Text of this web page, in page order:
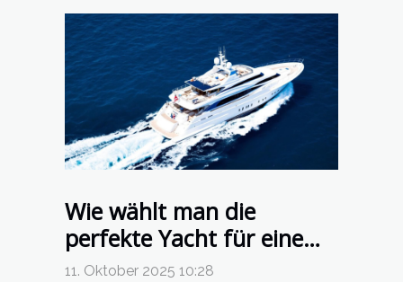
Wie wählt man die
perfekte Yacht für eine
Segelkreuzfahrt?
11. Oktober 2025 10:28